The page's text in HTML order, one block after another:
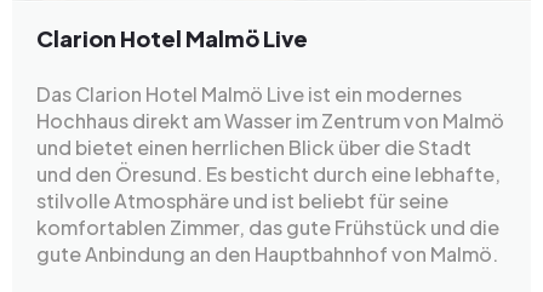
Clarion Hotel Malmö Live
Das Clarion Hotel Malmö Live ist ein modernes
Hochhaus direkt am Wasser im Zentrum von Malmö
und bietet einen herrlichen Blick über die Stadt
und den Öresund. Es besticht durch eine lebhafte,
stilvolle Atmosphäre und ist beliebt für seine
komfortablen Zimmer, das gute Frühstück und die
gute Anbindung an den Hauptbahnhof von Malmö.